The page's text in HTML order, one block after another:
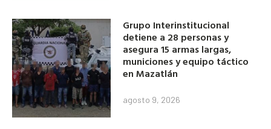
Grupo Interinstitucional
detiene a 28 personas y
asegura 15 armas largas,
municiones y equipo táctico
en Mazatlán
agosto 9, 2026